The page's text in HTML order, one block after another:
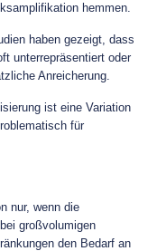
hemmen.
haben gezeigt, dass
unterrepräsentiert oder
Anreicherung.
ist eine Variation
für
nur, wenn die
großvolumigen
den Bedarf an